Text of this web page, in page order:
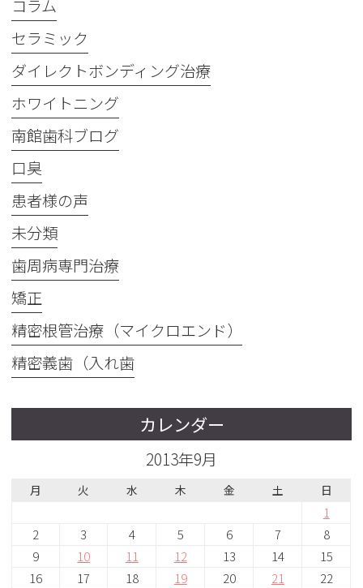
コラム
セラミック
ダイレクトボンディング治療
ホワイトニング
南館歯科ブログ
口臭
患者様の声
未分類
歯周病専門治療
矯正
精密根管治療（マイクロエンド）
精密義歯（入れ歯
カレンダー
2013年9月
月 火 水 木 金 土 日
1
2
3 4 5 6 7
8
9
10 11 12 13 14
15
16
17 18 19 20 21
22